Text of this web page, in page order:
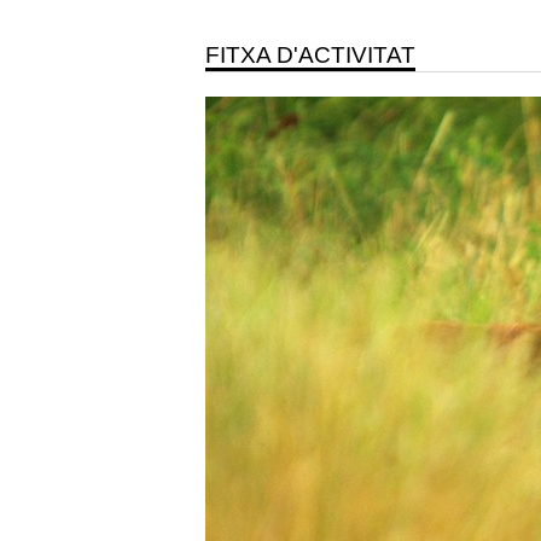
FITXA D'ACTIVITAT